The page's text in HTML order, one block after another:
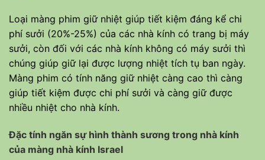
Loại màng phim giữ nhiệt giúp tiết kiệm đáng kể chi
phí sưởi (20%-25%) của các nhà kính có trang bị máy
sưởi, còn đối với các nhà kính không có máy sưởi thì
chúng giúp giữ lại được lượng nhiệt tích tụ ban ngày.
Màng phim có tính năng giữ nhiệt càng cao thì càng
giúp tiết kiệm được chi phí sưởi và càng giữ được
nhiều nhiệt cho nhà kính.
Đặc tính ngăn sự hình thành sương trong nhà kính
của màng nhà kính Israel